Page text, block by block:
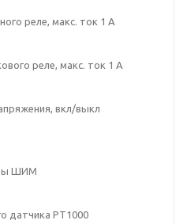
реле, макс. ток 1 А
реле, макс. ток 1 А
вкл/выкл
ШИМ
датчика PT1000